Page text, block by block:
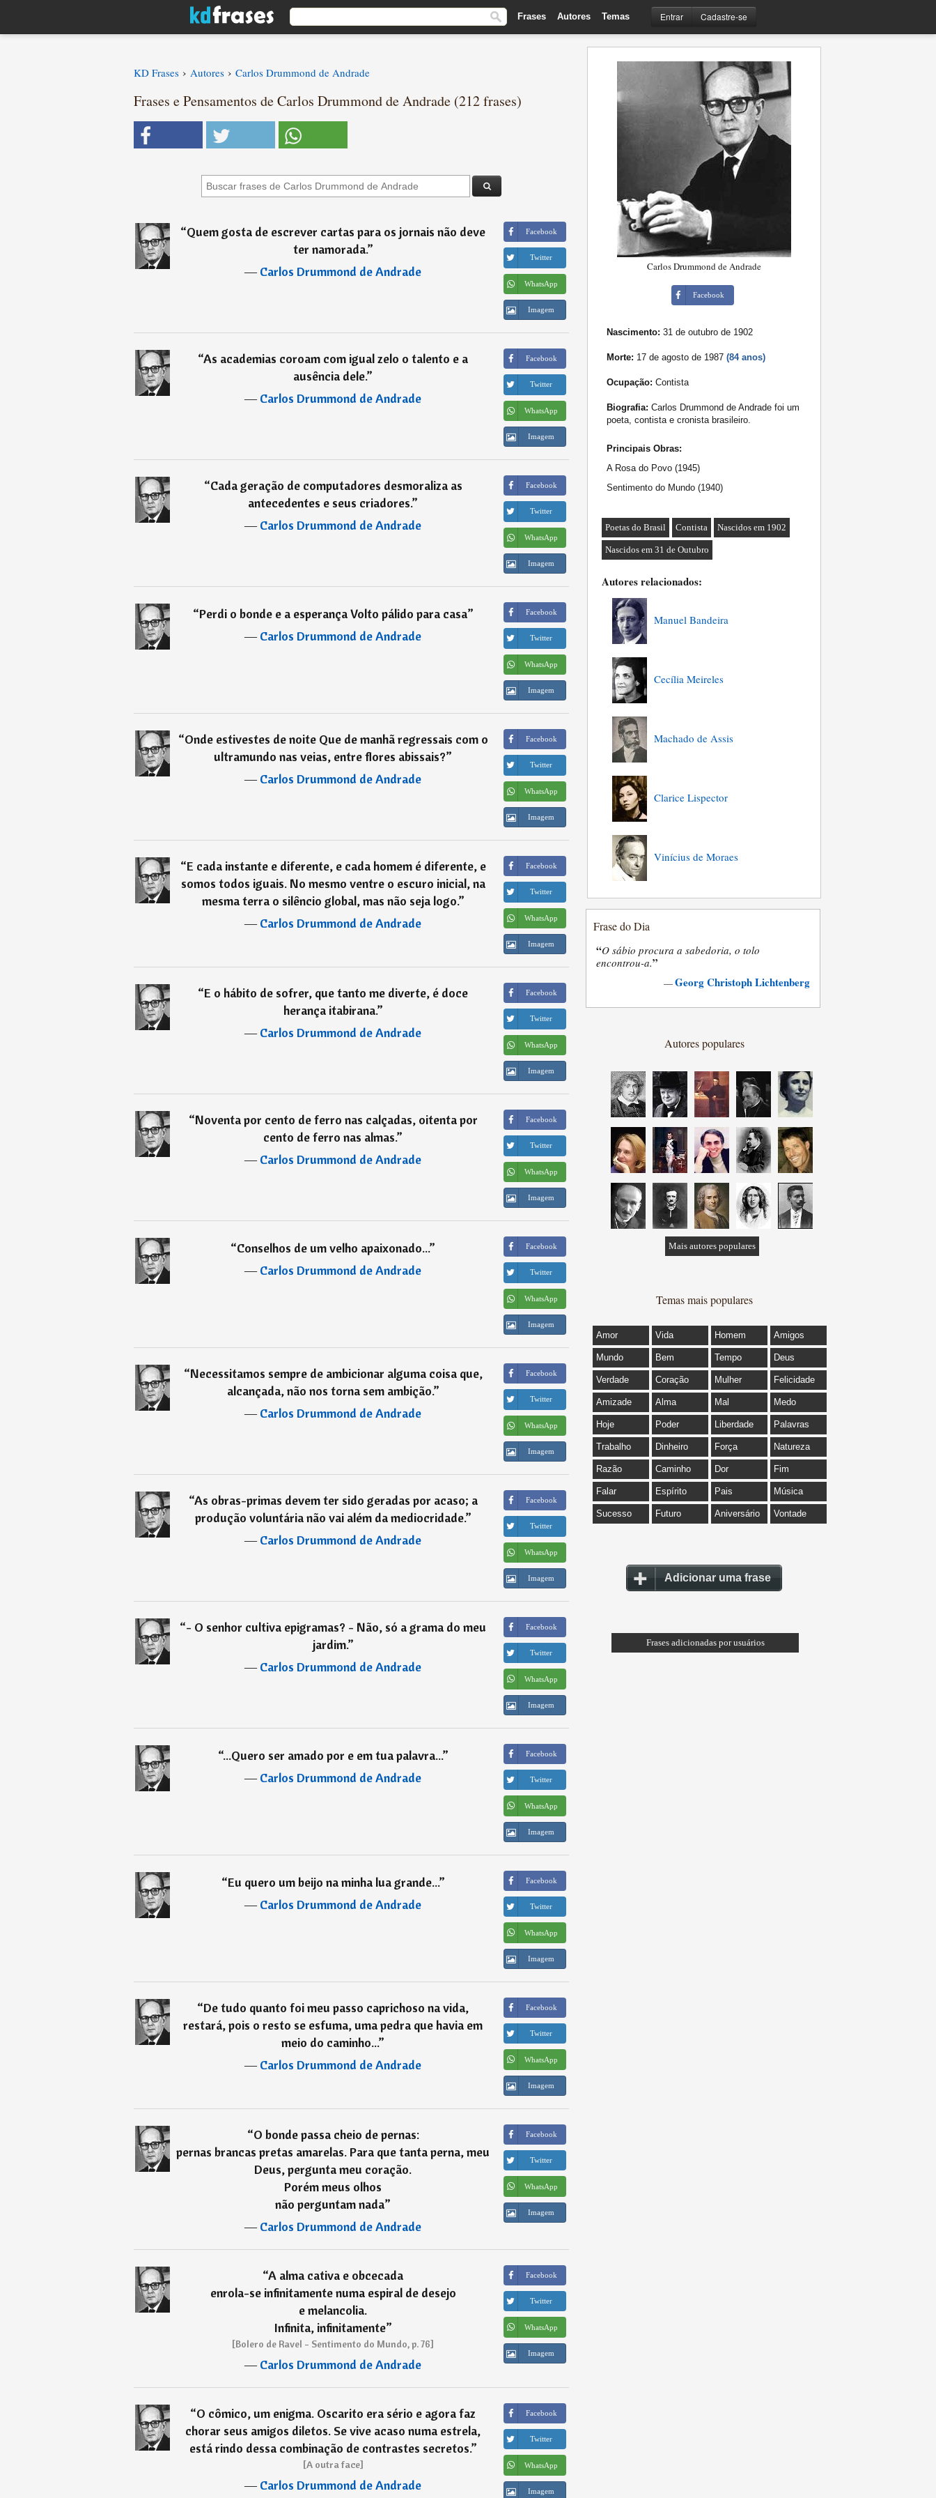
Frases Autores Temas Entrar Cadastre-se
KD Frases › Autores › Carlos Drummond de Andrade
Frases e Pensamentos de Carlos Drummond de Andrade (212 frases)
“Quem gosta de escrever cartas para os jornais não deve
ter namorada.”
―Carlos Drummond de Andrade
Facebook
Twitter
WhatsApp
Imagem
“As academias coroam com igual zelo o talento e a
ausência dele.”
―Carlos Drummond de Andrade
Facebook
Twitter
WhatsApp
Imagem
“Cada geração de computadores desmoraliza as
antecedentes e seus criadores.”
―Carlos Drummond de Andrade
Facebook
Twitter
WhatsApp
Imagem
“Perdi o bonde e a esperança Volto pálido para casa”
―Carlos Drummond de Andrade
Facebook
Twitter
WhatsApp
Imagem
“Onde estivestes de noite Que de manhã regressais com o
ultramundo nas veias, entre flores abissais?”
―Carlos Drummond de Andrade
Facebook
Twitter
WhatsApp
Imagem
“E cada instante e diferente, e cada homem é diferente, e
somos todos iguais. No mesmo ventre o escuro inicial, na
mesma terra o silêncio global, mas não seja logo.”
―Carlos Drummond de Andrade
Facebook
Twitter
WhatsApp
Imagem
“E o hábito de sofrer, que tanto me diverte, é doce
herança itabirana.”
―Carlos Drummond de Andrade
Facebook
Twitter
WhatsApp
Imagem
“Noventa por cento de ferro nas calçadas, oitenta por
cento de ferro nas almas.”
―Carlos Drummond de Andrade
Facebook
Twitter
WhatsApp
Imagem
“Conselhos de um velho apaixonado...”
―Carlos Drummond de Andrade
Facebook
Twitter
WhatsApp
Imagem
“Necessitamos sempre de ambicionar alguma coisa que,
alcançada, não nos torna sem ambição.”
―Carlos Drummond de Andrade
Facebook
Twitter
WhatsApp
Imagem
“As obras-primas devem ter sido geradas por acaso; a
produção voluntária não vai além da mediocridade.”
―Carlos Drummond de Andrade
Facebook
Twitter
WhatsApp
Imagem
“- O senhor cultiva epigramas? - Não, só a grama do meu
jardim.”
―Carlos Drummond de Andrade
Facebook
Twitter
WhatsApp
Imagem
“...Quero ser amado por e em tua palavra...”
―Carlos Drummond de Andrade
Facebook
Twitter
WhatsApp
Imagem
“Eu quero um beijo na minha lua grande...”
―Carlos Drummond de Andrade
Facebook
Twitter
WhatsApp
Imagem
“De tudo quanto foi meu passo caprichoso na vida,
restará, pois o resto se esfuma, uma pedra que havia em
meio do caminho...”
―Carlos Drummond de Andrade
Facebook
Twitter
WhatsApp
Imagem
“O bonde passa cheio de pernas:
pernas brancas pretas amarelas. Para que tanta perna, meu
Deus, pergunta meu coração.
Porém meus olhos
não perguntam nada”
―Carlos Drummond de Andrade
Facebook
Twitter
WhatsApp
Imagem
“A alma cativa e obcecada
enrola-se infinitamente numa espiral de desejo
e melancolia.
Infinita, infinitamente”
[Bolero de Ravel - Sentimento do Mundo, p. 76]
―Carlos Drummond de Andrade
Facebook
Twitter
WhatsApp
Imagem
“O cômico, um enigma. Oscarito era sério e agora faz
chorar seus amigos diletos. Se vive acaso numa estrela,
está rindo dessa combinação de contrastes secretos.”
[A outra face]
―Carlos Drummond de Andrade
Facebook
Twitter
WhatsApp
Imagem
Carlos Drummond de Andrade
Facebook
Nascimento: 31 de outubro de 1902
Morte: 17 de agosto de 1987 (84 anos)
Ocupação: Contista
Biografia: Carlos Drummond de Andrade foi um
poeta, contista e cronista brasileiro.
Principais Obras:
A Rosa do Povo (1945)
Sentimento do Mundo (1940)
Poetas do Brasil Contista Nascidos em 1902
Nascidos em 31 de Outubro
Autores relacionados:
Manuel Bandeira
Cecília Meireles
Machado de Assis
Clarice Lispector
Vinícius de Moraes
Frase do Dia
“O sábio procura a sabedoria, o tolo
encontrou-a.”
—Georg Christoph Lichtenberg
Autores populares
Mais autores populares
Temas mais populares
Amor Vida Homem Amigos
Mundo Bem Tempo Deus
Verdade Coração Mulher Felicidade
Amizade Alma Mal Medo
Hoje Poder Liberdade Palavras
Trabalho Dinheiro Força Natureza
Razão Caminho Dor Fim
Falar Espírito Pais Música
Sucesso Futuro Aniversário Vontade
Adicionar uma frase
Frases adicionadas por usuários